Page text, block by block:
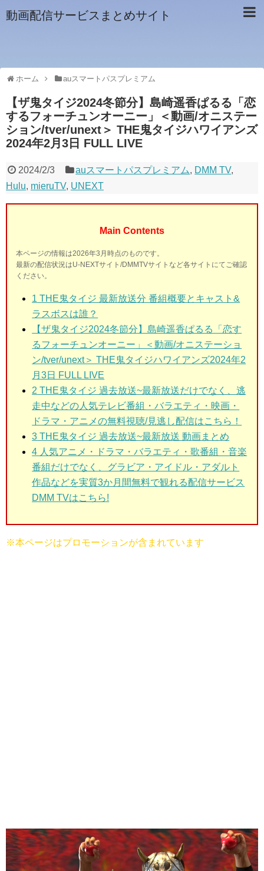
動画配信サービスまとめサイト
ホーム auスマートパスプレミアム
【ザ鬼タイジ2024冬節分】島崎遥香ぱるる「恋
するフォーチュンオーニー」＜動画/オニステー
ション/tver/unext＞ THE鬼タイジハワイアンズ
2024年2月3日 FULL LIVE
2024/2/3 auスマートパスプレミアム, DMM TV,
Hulu, mieruTV, UNEXT
Main Contents
本ページの情報は2026年3月時点のものです。
最新の配信状況はU-NEXTサイト/DMMTVサイトなど各サイトにてご確認
ください。
1 THE鬼タイジ 最新放送分 番組概要とキャスト&
ラスボスは誰？
【ザ鬼タイジ2024冬節分】島崎遥香ぱるる「恋す
るフォーチュンオーニー」＜動画/オニステーショ
ン/tver/unext＞ THE鬼タイジハワイアンズ2024年2
月3日 FULL LIVE
2 THE鬼タイジ 過去放送~最新放送だけでなく、逃
走中などの人気テレビ番組・バラエティ・映画・
ドラマ・アニメの無料視聴/見逃し配信はこちら！
3 THE鬼タイジ 過去放送~最新放送 動画まとめ
4 人気アニメ・ドラマ・バラエティ・歌番組・音楽
番組だけでなく、グラビア・アイドル・アダルト
作品などを実質3か月間無料で観れる配信サービス
DMM TVはこちら!
※本ページはプロモーションが含まれています